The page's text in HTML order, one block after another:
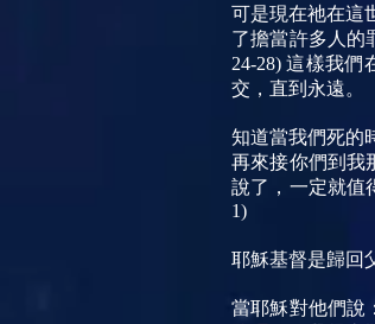
可是現在祂在這
了擔當許多人的
24-28) 這樣我
交，直到永遠。
知道當我們死的
再來接你們到我
說了，一定就值
1)
耶穌基督是歸回
當耶穌對他們說